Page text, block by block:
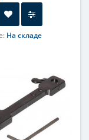
На складе